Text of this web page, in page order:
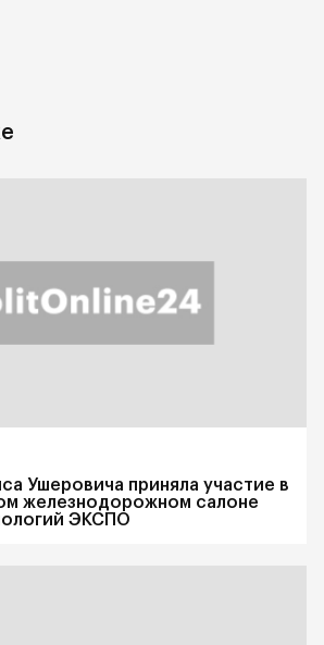
Ушеровича приняла участие в
железнодорожном салоне
ЭКСПО